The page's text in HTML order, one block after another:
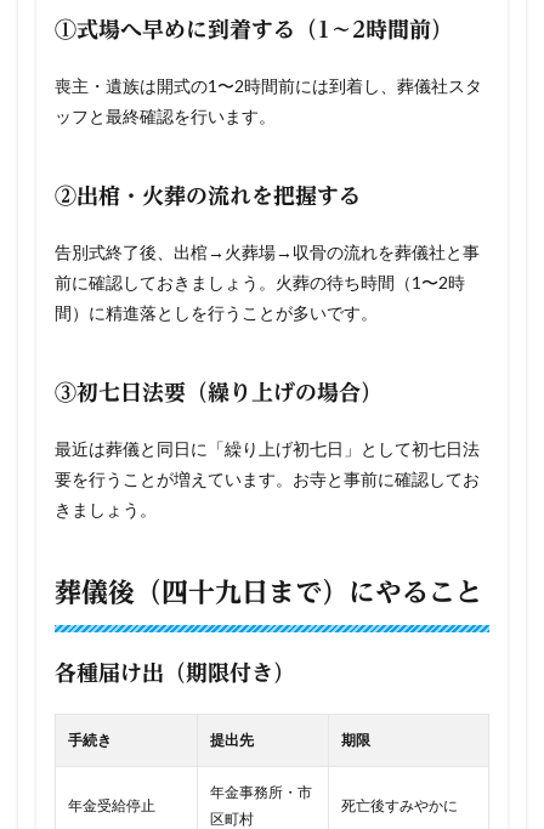
①式場へ早めに到着する（1〜2時間前）
喪主・遺族は開式の1〜2時間前には到着し、葬儀社スタ
ッフと最終確認を行います。
②出棺・火葬の流れを把握する
告別式終了後、出棺→火葬場→収骨の流れを葬儀社と事
前に確認しておきましょう。火葬の待ち時間（1〜2時
間）に精進落としを行うことが多いです。
③初七日法要（繰り上げの場合）
最近は葬儀と同日に「繰り上げ初七日」として初七日法
要を行うことが増えています。お寺と事前に確認してお
きましょう。
葬儀後（四十九日まで）にやること
各種届け出（期限付き）
手続き 提出先 期限
年金受給停止
年金事務所・市
区町村
死亡後すみやかに